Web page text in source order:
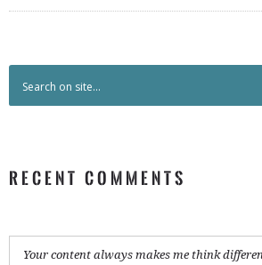
RECENT COMMENTS
Your content always makes me think